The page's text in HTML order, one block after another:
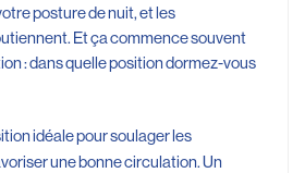
posture de nuit, et les
Et ça commence souvent
: dans quelle position dormez-vous
idéale pour soulager les
une bonne circulation. Un